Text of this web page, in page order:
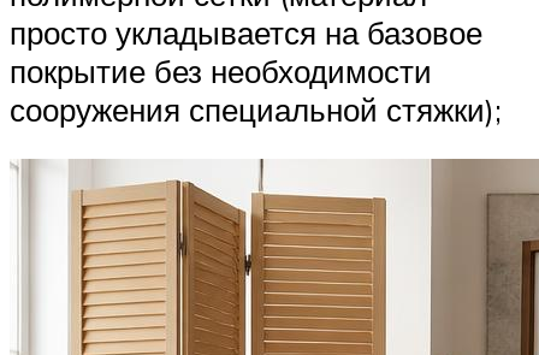
просто укладывается на базовое
покрытие без необходимости
сооружения специальной стяжки);